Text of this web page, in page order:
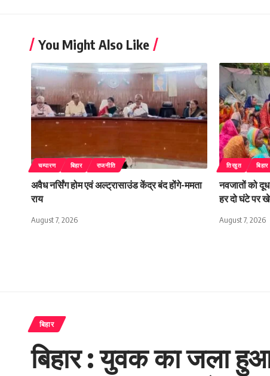
You Might Also Like
चम्पारण बिहार राजनीति
अवैध नर्सिंग होम एवं अल्ट्रासाउंड केंद्र बंद होंगे-ममता
राय
August 7, 2026
तिरहुत बिहार
नवजातों को दूध
हर दो घंटे पर
August 7, 2026
बिहार
बिहार : युवक का जला